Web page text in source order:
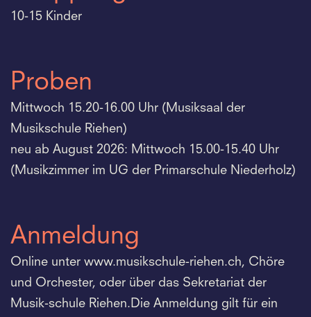
10-15 Kinder
Proben
Mittwoch 15.20-16.00 Uhr (Musiksaal der
Musikschule Riehen)
neu ab August 2026: Mittwoch 15.00-15.40 Uhr
(Musikzimmer im UG der Primarschule Niederholz)
Anmeldung
Online unter www.musikschule-riehen.ch, Chöre
und Orchester, oder über das Sekretariat der
Musik-schule Riehen.Die Anmeldung gilt für ein